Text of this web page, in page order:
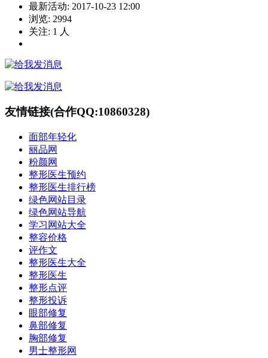
最新活动: 2017-10-23 12:00
浏览: 2994
关注: 1 人
友情链接(合作QQ:10860328)
面部年轻化
丽品网
粉颜网
整形医生预约
整形医生排行榜
绿色网站目录
绿色网站导航
学习网站大全
整容价格
评作文
整形医生大全
整形医生
整形点评
整形投诉
眼部修复
鼻部修复
胸部修复
男士整形网